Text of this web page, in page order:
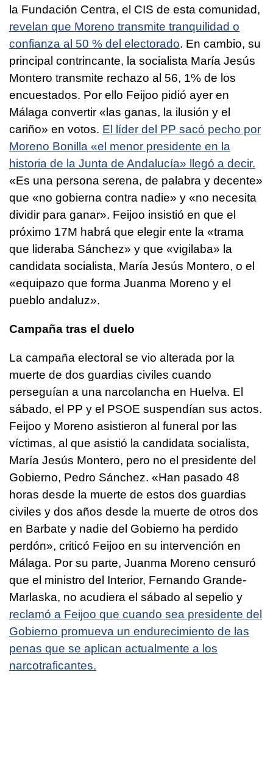
la Fundación Centra, el CIS de esta comunidad,
revelan que Moreno transmite tranquilidad o
confianza al 50 % del electorado. En cambio, su
principal contrincante, la socialista María Jesús
Montero transmite rechazo al 56, 1% de los
encuestados. Por ello Feijoo pidió ayer en
Málaga convertir «las ganas, la ilusión y el
cariño» en votos. El líder del PP sacó pecho por
Moreno Bonilla «el menor presidente en la
historia de la Junta de Andalucía» llegó a decir.
«Es una persona serena, de palabra y decente»
que «no gobierna contra nadie» y «no necesita
dividir para ganar». Feijoo insistió en que el
próximo 17M habrá que elegir ente la «trama
que lideraba Sánchez» y que «vigilaba» la
candidata socialista, María Jesús Montero, o el
«equipazo que forma Juanma Moreno y el
pueblo andaluz».
Campaña tras el duelo
La campaña electoral se vio alterada por la
muerte de dos guardias civiles cuando
perseguían a una narcolancha en Huelva. El
sábado, el PP y el PSOE suspendían sus actos.
Feijoo y Moreno asistieron al funeral por las
víctimas, al que asistió la candidata socialista,
María Jesús Montero, pero no el presidente del
Gobierno, Pedro Sánchez. «Han pasado 48
horas desde la muerte de estos dos guardias
civiles y dos años desde la muerte de otros dos
en Barbate y nadie del Gobierno ha perdido
perdón», criticó Feijoo en su intervención en
Málaga. Por su parte, Juanma Moreno censuró
que el ministro del Interior, Fernando Grande-
Marlaska, no acudiera el sábado al sepelio y
reclamó a Feijoo que cuando sea presidente del
Gobierno promueva un endurecimiento de las
penas que se aplican actualmente a los
narcotraficantes.